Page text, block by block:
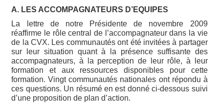
A. LES ACCOMPAGNATEURS D’EQUIPES
La lettre de notre Présidente de novembre 2009
réaffirme le rôle central de l’accompagnateur dans la vie
de la CVX. Les communautés ont été invitées à partager
sur leur situation quant à la présence suffisante des
accompagnateurs, à la perception de leur rôle, à leur
formation et aux ressources disponibles pour cette
formation. Vingt communautés nationales ont répondu à
ces questions. Un résumé en est donné ci-dessous suivi
d’une proposition de plan d’action.